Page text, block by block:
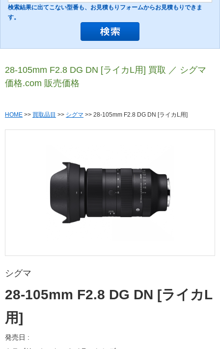
検索結果に出てこない型番も、お見積もりフォームからお見積もりできま
す。
28-105mm F2.8 DG DN [ライカL用] 買取 ／ シグマ
価格.com 販売価格
HOME >> 買取品目 >> シグマ >> 28-105mm F2.8 DG DN [ライカL用]
シグマ
28-105mm F2.8 DG DN [ライカL
用]
発売日 :